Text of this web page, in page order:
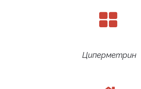
Циперметрин